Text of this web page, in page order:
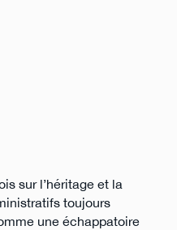
sur l’héritage et la
toujours
une échappatoire